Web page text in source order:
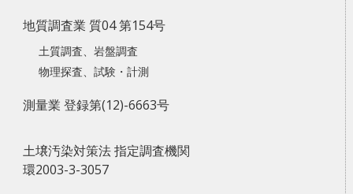
地質調査業 質04 第154号
土質調査、岩盤調査
物理探査、試験・計測
測量業 登録第(12)-6663号
土壌汚染対策法 指定調査機関
環2003-3-3057